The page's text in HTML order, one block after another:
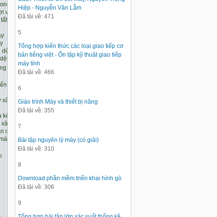
Hiệp - Nguyễn Văn Lẫm
Đã tải về: 471
5
Tổng hợp kiến thức các loại giao tiếp cơ
bản tiếng việt - Ôn tập kỹ thuật giao tiếp
máy tính
Đã tải về: 466
6
Giáo trình Máy và thiết bị nâng
Đã tải về: 355
7
Bài tập nguyên lý máy (có giải)
Đã tải về: 310
8
Download phần mềm triển khai hình gò
Đã tải về: 306
9